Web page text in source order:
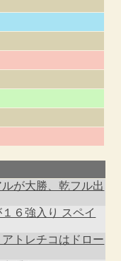
が大勝、乾フル出
６強入り スペイ
トレチコはドロー